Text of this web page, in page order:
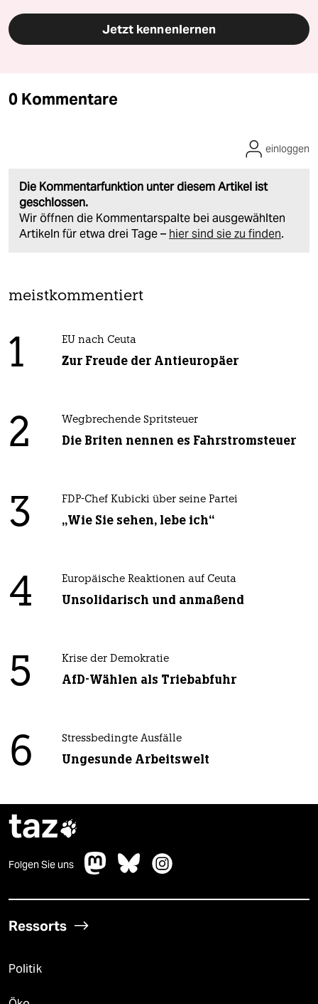
Jetzt kennenlernen
0 Kommentare
Die Kommentarfunktion unter diesem Artikel ist
geschlossen.
Wir öffnen die Kommentarspalte bei ausgewählten
Artikeln für etwa drei Tage – hier sind sie zu finden.
einloggen
meistkommentiert
1 EU nach Ceuta
Zur Freude der Antieuropäer
2 Wegbrechende Spritsteuer
Die Briten nennen es Fahrstromsteuer
3 FDP-Chef Kubicki über seine Partei
„Wie Sie sehen, lebe ich“
4 Europäische Reaktionen auf Ceuta
Unsolidarisch und anmaßend
5 Krise der Demokratie
AfD-Wählen als Triebabfuhr
6 Stressbedingte Ausfälle
Ungesunde Arbeitswelt
taz
Folgen Sie uns
Ressorts
Politik